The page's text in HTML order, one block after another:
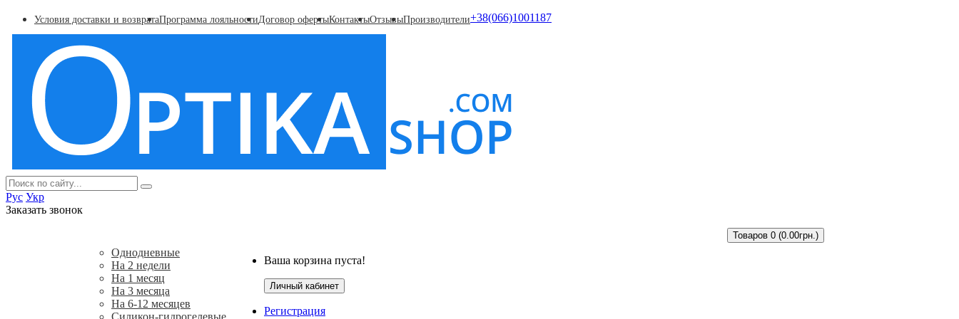
Условия доставки и возвратаПрограмма лояльностиДоговор офертыКонтактыОтзывыПроизводители+38(066)1001187
Рус Укр
Заказать звонок
Однодневные
На 2 недели
На 1 месяц
На 3 месяца
На 6-12 месяцев
Силикон-гидрогелевые
Товаров 0 (0.00грн.)
Ваша корзина пуста!
Личный кабинет
Регистрация